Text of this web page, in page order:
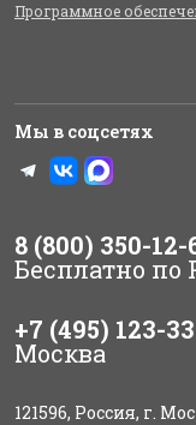
Программное
Мы в соцсетях
8 (800) 350-12-
Бесплатно по
+7 (495) 123-
Москва
121596, Россия, г.